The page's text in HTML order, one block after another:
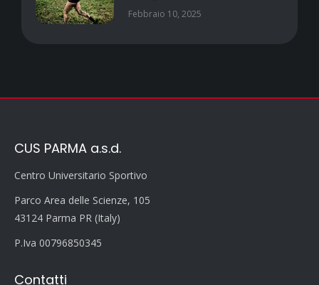
Febbraio 10, 2025
CUS PARMA a.s.d.
Centro Universitario Sportivo
Parco Area delle Scienze, 105
43124 Parma PR (Italy)
P.Iva 00796850345
Contatti